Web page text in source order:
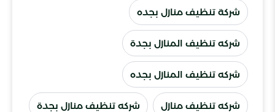
شركة تنظيف منازل بجده
شركه تنظيف المنازل بجدة
شركه تنظيف المنازل بجده
شركه تنظيف منازل شركه تنظيف منازل بجدة